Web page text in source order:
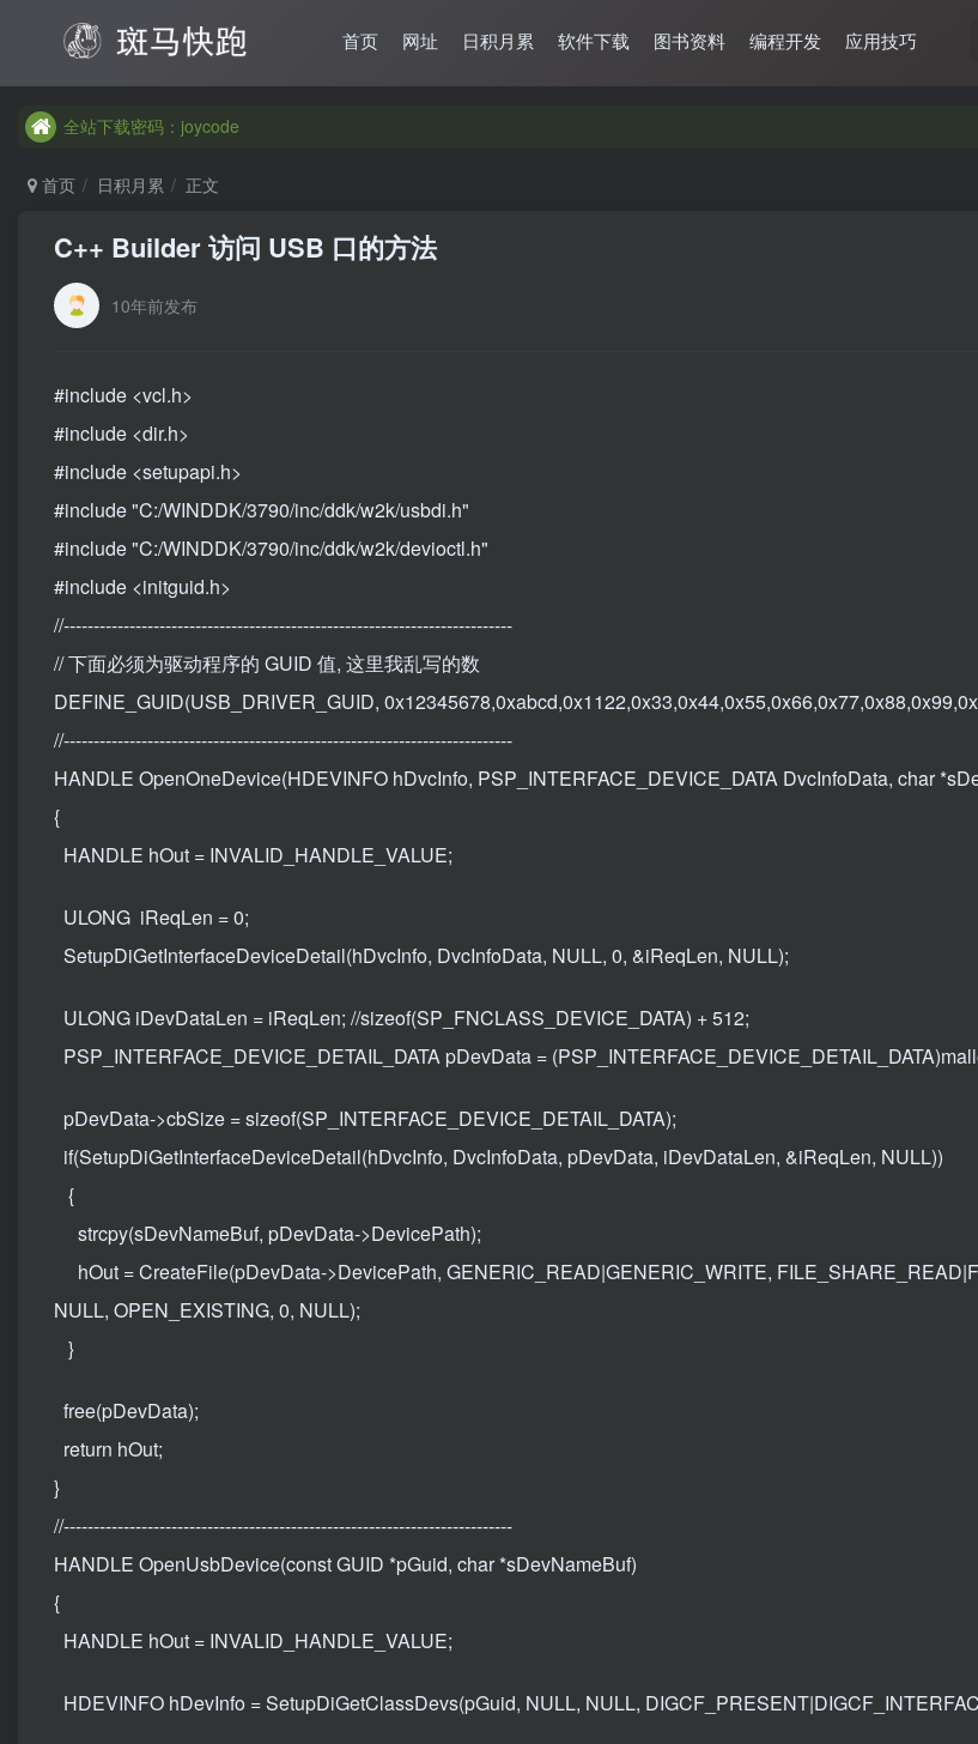
首页 网址 日积月累 软件下载 图书资料 编程开发 应用技巧
全站下载密码：joycode
首页
日积月累 正文
C++ Builder 访问 USB 口的方法
10年前发布
#include <vcl.h>
#include <dir.h>
#include <setupapi.h>
#include "C:/WINDDK/3790/inc/ddk/w2k/usbdi.h"
#include "C:/WINDDK/3790/inc/ddk/w2k/devioctl.h"
#include <initguid.h>
//---------------------------------------------------------------------------
// 下面必须为驱动程序的 GUID 值, 这里我乱写的数
DEFINE_GUID(USB_DRIVER_GUID,
//---------------------------------------------------------------------------
HANDLE OpenOneDevice(HDEVINFO hDvcInfo, PSP_INTERFACE_DEVICE_DATA DvcInfoData, char
{
HANDLE hOut = INVALID_HANDLE_VALUE;
ULONG iReqLen = 0;
SetupDiGetInterfaceDeviceDetail(hDvcInfo, DvcInfoData, NULL, 0, &iReqLen, NULL);
ULONG iDevDataLen = iReqLen; //sizeof(SP_FNCLASS_DEVICE_DATA) + 512;
PSP_INTERFACE_DEVICE_DETAIL_DATA pDevData =
pDevData->cbSize = sizeof(SP_INTERFACE_DEVICE_DETAIL_DATA);
if(SetupDiGetInterfaceDeviceDetail(hDvcInfo, DvcInfoData, pDevData, iDevDataLen, &iReqLen, NULL))
{
strcpy(sDevNameBuf, pDevData->DevicePath);
hOut = CreateFile(pDevData->DevicePath, GENERIC_READ|GENERIC_WRITE,
NULL, OPEN_EXISTING, 0, NULL);
}
free(pDevData);
return hOut;
}
//---------------------------------------------------------------------------
HANDLE OpenUsbDevice(const GUID *pGuid, char *sDevNameBuf)
{
HANDLE hOut = INVALID_HANDLE_VALUE;
HDEVINFO hDevInfo = SetupDiGetClassDevs(pGuid, NULL, NULL,